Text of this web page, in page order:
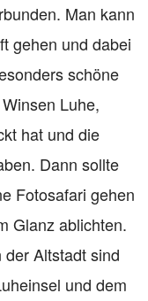
Man kann
gehen und dabei
schöne
Luhe,
hat und die
Dann sollte
Fotosafari gehen
Glanz ablichten.
Altstadt sind
und dem